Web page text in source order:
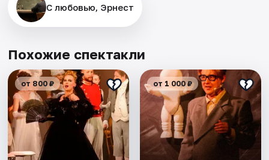
С любовью, Эрнест
Похожие спектакли
от 800 ₽ от 1 000 ₽